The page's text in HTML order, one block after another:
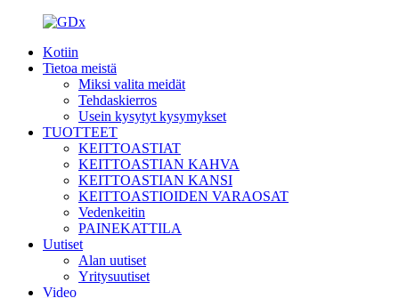
Kotiin
Tietoa meistä
Miksi valita meidät
Tehdaskierros
Usein kysytyt kysymykset
TUOTTEET
KEITTOASTIAT
KEITTOASTIAN KAHVA
KEITTOASTIAN KANSI
KEITTOASTIOIDEN VARAOSAT
Vedenkeitin
PAINEKATTILA
Uutiset
Alan uutiset
Yritysuutiset
Video